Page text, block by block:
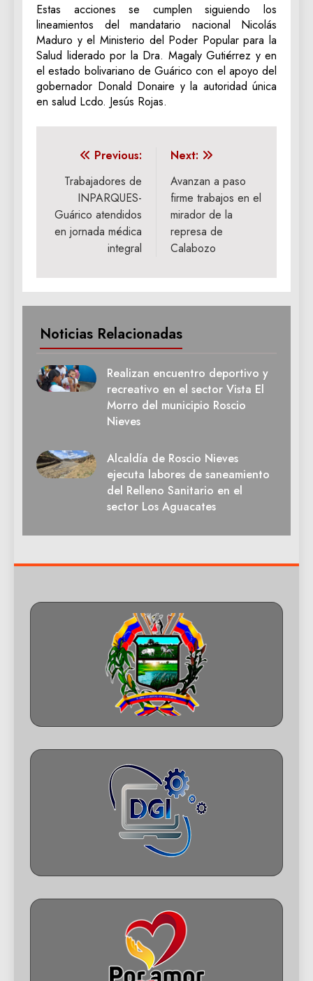
Estas acciones se cumplen siguiendo los
lineamientos del mandatario nacional Nicolás
Maduro y el Ministerio del Poder Popular para la
Salud liderado por la Dra. Magaly Gutiérrez y en
el estado bolivariano de Guárico con el apoyo del
gobernador Donald Donaire y la autoridad única
en salud Lcdo. Jesús Rojas.
Navegación
de
entradas
Previous:
Trabajadores de
INPARQUES-
Guárico atendidos
en jornada médica
integral
Next:
Avanzan a paso
firme trabajos en el
mirador de la
represa de
Calabozo
Noticias Relacionadas
Realizan encuentro deportivo y
recreativo en el sector Vista El
Morro del municipio Roscio
Nieves
Alcaldía de Roscio Nieves
ejecuta labores de saneamiento
del Relleno Sanitario en el
sector Los Aguacates